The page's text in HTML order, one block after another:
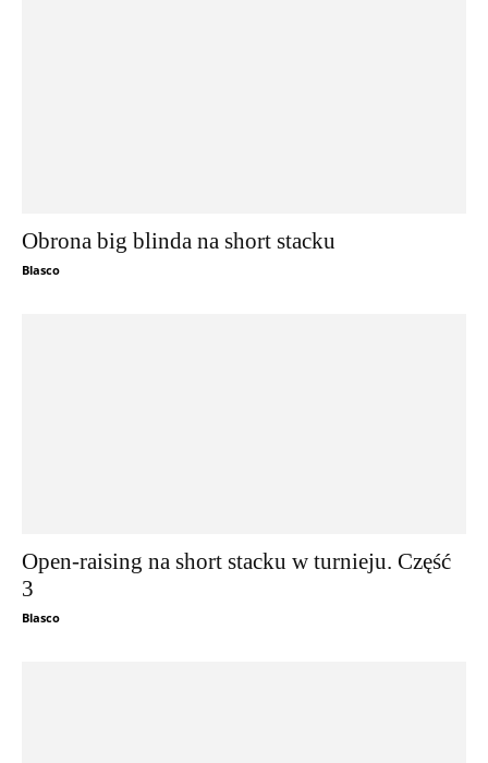
Obrona big blinda na short stacku
Blasco
Open-raising na short stacku w turnieju. Część
3
Blasco